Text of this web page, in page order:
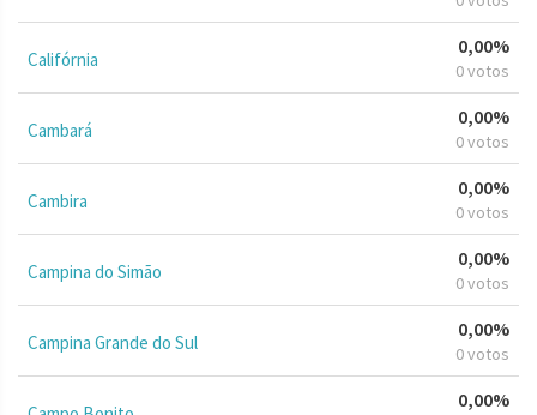
Califórnia
0,00%
0 votos
Cambará
0,00%
0 votos
Cambira
0,00%
0 votos
Campina do Simão
0,00%
0 votos
Campina Grande do Sul
0,00%
0 votos
0,00%